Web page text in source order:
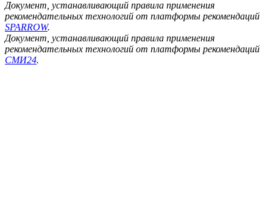
Документ, устанавливающий правила применения
рекомендательных технологий от платформы рекомендаций
SPARROW.
Документ, устанавливающий правила применения
рекомендательных технологий от платформы рекомендаций
СМИ24.